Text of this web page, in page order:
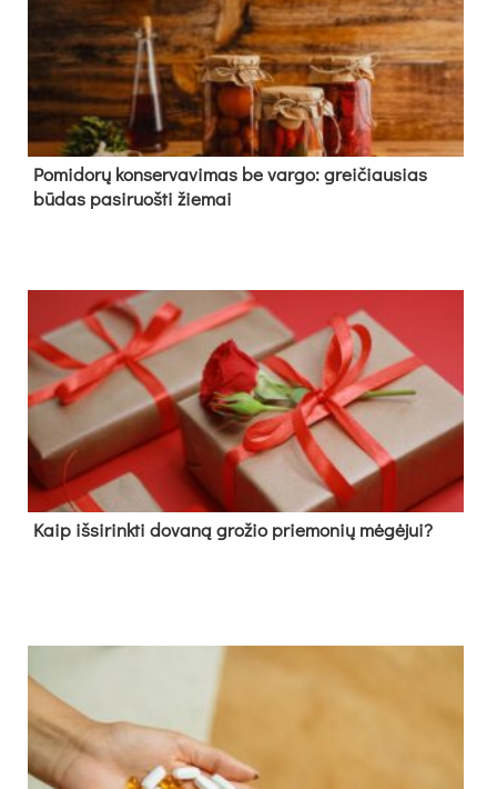
Pomidorų konservavimas be vargo: greičiausias
būdas pasiruošti žiemai
Kaip išsirinkti dovaną grožio priemonių mėgėjui?